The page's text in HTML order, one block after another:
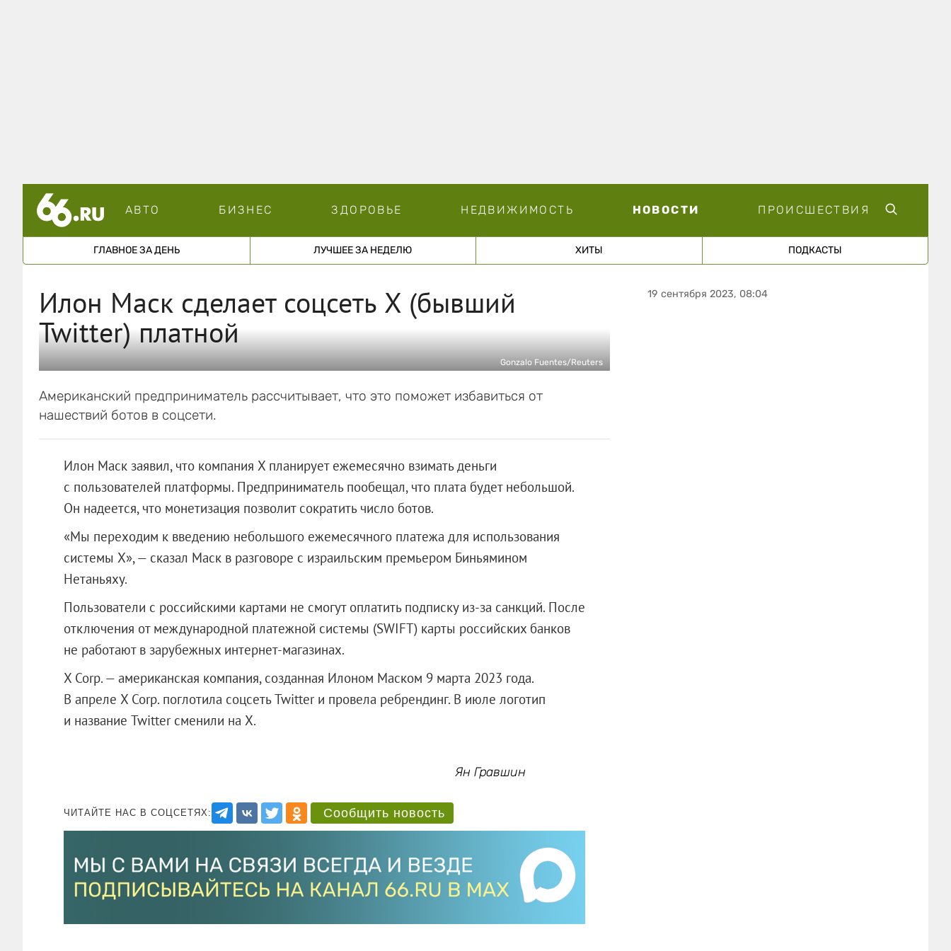
АВТО БИЗНЕС ЗДОРОВЬЕ НЕДВИЖИМОСТЬ НОВОСТИ ПРОИСШЕСТВИЯ
ГЛАВНОЕ ЗА ДЕНЬ ЛУЧШЕЕ ЗА НЕДЕЛЮ ХИТЫ ПОДКАСТЫ
Илон Маск сделает соцсеть X (бывший
Twitter) платной
Gonzalo Fuentes/Reuters
Американский предприниматель рассчитывает, что это поможет избавиться от
нашествий ботов в соцсети.
Илон Маск заявил, что компания X планирует ежемесячно взимать деньги
с пользователей платформы. Предприниматель пообещал, что плата будет небольшой.
Он надеется, что монетизация позволит сократить число ботов.
«Мы переходим к введению небольшого ежемесячного платежа для использования
системы X», — сказал Маск в разговоре с израильским премьером Биньямином
Нетаньяху.
Пользователи с российскими картами не смогут оплатить подписку из-за санкций. После
отключения от международной платежной системы (SWIFT) карты российских банков
не работают в зарубежных интернет-магазинах.
X Corp. — американская компания, созданная Илоном Маском 9 марта 2023 года.
В апреле X Corp. поглотила соцсеть Twitter и провела ребрендинг. В июле логотип
и название Twitter сменили на X.
Ян Гравшин
ЧИТАЙТЕ НАС В СОЦСЕТЯХ: Сообщить новость
19 сентября 2023, 08:04